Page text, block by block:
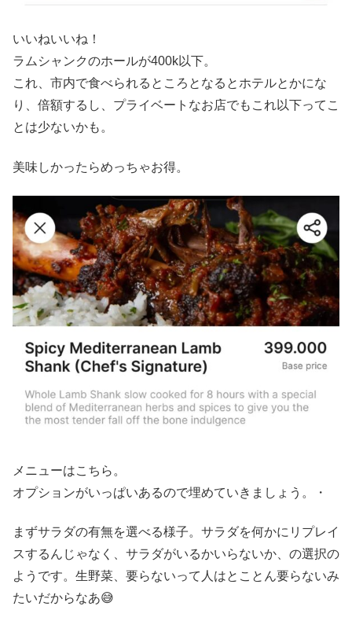
いいねいいね！
ラムシャンクのホールが400k以下。
これ、市内で食べられるところとなるとホテルとかにな
り、倍額するし、プライベートなお店でもこれ以下ってこ
とは少ないかも。
美味しかったらめっちゃお得。
メニューはこちら。
オプションがいっぱいあるので埋めていきましょう。・
まずサラダの有無を選べる様子。サラダを何かにリプレイ
スするんじゃなく、サラダがいるかいらないか、の選択の
ようです。生野菜、要らないって人はとことん要らないみ
たいだからなあ😅